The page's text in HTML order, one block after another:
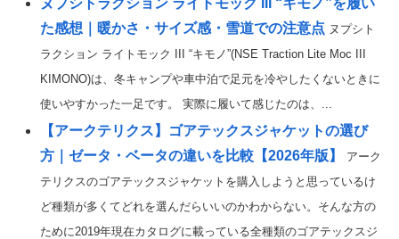
た感想｜暖かさ・サイズ感・雪道での注意点 ヌプシト
ラクション ライトモック III “キモノ”(NSE Traction Lite Moc III
KIMONO)は、冬キャンプや車中泊で足元を冷やしたくないときに
使いやすかった一足です。 実際に履いて感じたのは、...
【アークテリクス】ゴアテックスジャケットの選び
方｜ゼータ・ベータの違いを比較【2026年版】
アーク
テリクスのゴアテックスジャケットを購入しようと思っているけ
ど種類が多くてどれを選んだらいいのかわからない。そんな方の
ために2019年現在カタログに載っている全種類のゴアテックスジ